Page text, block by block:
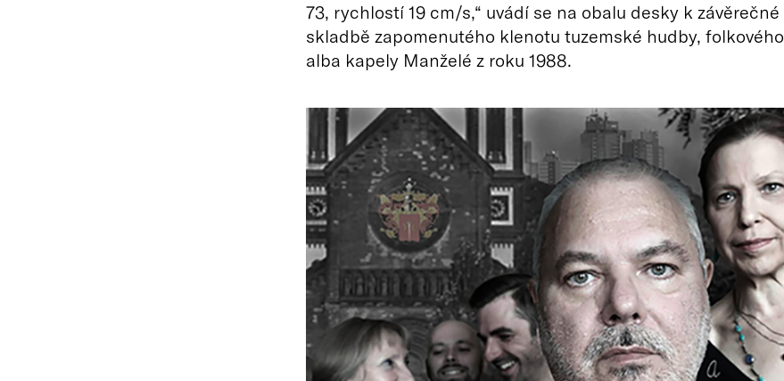
73, rychlostí 19 cm/s,“ uvádí se na obalu desky k závěrečné
skladbě zapomenutého klenotu tuzemské hudby, folkového
alba kapely Manželé z roku 1988.